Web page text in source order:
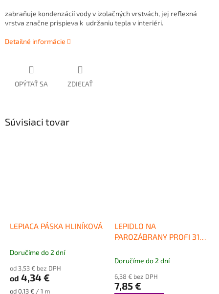
zabraňuje kondenzácií vody v izolačných vrstvách, jej reflexná
vrstva značne prispieva k udržaniu tepla v interiéri.
Detailné informácie
OPÝTAŤ SA ZDIEĽAŤ
Súvisiaci tovar
LEPIACA PÁSKA HLINÍKOVÁ
Priemerné
produktu
je
5,0
Doručíme do 2 dní
od 3,53 € bez DPH
od 4,34 €
Jednotková
od 0,13 € / 1 m
LEPIDLO NA
PAROZÁBRANY PROFI 310
Doručíme do 2 dní
6,38 € bez DPH
7,85 €